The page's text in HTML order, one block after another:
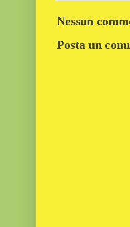
Nessun
Posta un